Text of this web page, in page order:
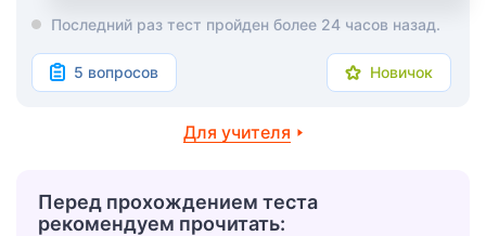
Последний раз тест пройден более 24 часов назад.
5 вопросов Новичок
Для учителя
Перед прохождением теста
рекомендуем прочитать: